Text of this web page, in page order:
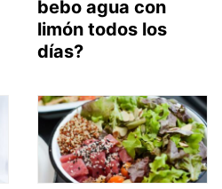
bebo agua con
limón todos los
días?